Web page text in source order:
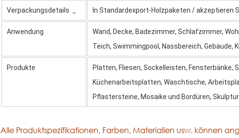
Verpackungsdetails In Standardexport-Holzpaketen/akzeptieren
Anwendung
Wand, Decke, Badezimmer, Schlafzimmer,
Teich, Swimmingpool, Nassbereich, Gebäude,
Produkte
Platten, Fliesen, Sockelleisten, Fensterbänke,
Küchenarbeitsplatten, Waschtische,
Pflastersteine, Mosaike und Bordüren,
Alle Produktspezifikationen, Farben, Materialien usw. können